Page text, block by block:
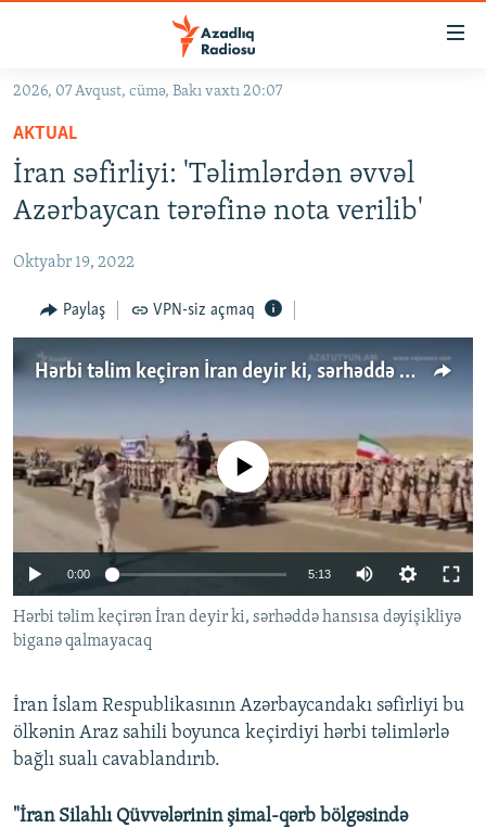
Əsas
qayıt
Əsas
naviqasiyaya
qayıt
Axtarışa
KORRUPSIOMETR
FƏRQƏ BAX
QANUNI DOĞRU
ARAŞDIRMA
FOTOQALEREYA
İNFOQRAFIKA
KARIKATURA
OXU ZALI
AZƏRBAYCAN ƏDƏBIYYATI KITABXANASI
İSLAM VƏ DEMOKRATIYA
İZ - MƏDƏNIYYƏT PROQRAMI
HAQQIMIZDA
MISSIYAMIZ
PEŞƏ ETIKASI VƏ JURNALISTIKA STANDARTLARIMIZ
MATERIALLARIMIZDAN ISTIFADƏ
AZADLIQRADIOSU MOBIL TELEFONUNUZDA
XƏBƏR BÜLLETENLƏRIMIZ
RFE/RL-in bütün saytları
2026, 07 Avqust, cümə, Bakı vaxtı 20:07
AKTUAL
İran səfirliyi: 'Təlimlərdən əvvəl
Azərbaycan tərəfinə nota verilib'
Oktyabr 19, 2022
Paylaş VPN-siz açmaq
Hərbi təlim keçirən İran deyir ki, sərhəddə hansısa dəyişikliyə biganə qalmayacaq
Auto 360p 480p
720p 1080p
No media source currently available
0:00 5:13
240p
720p
Hərbi təlim keçirən İran deyir ki, sərhəddə hansısa dəyişikliyə
biganə qalmayacaq
İran İslam Respublikasının Azərbaycandakı səfirliyi bu
ölkənin Araz sahili boyunca keçirdiyi hərbi təlimlərlə
bağlı sualı cavablandırıb.
"İran Silahlı Qüvvələrinin şimal-qərb bölgəsində